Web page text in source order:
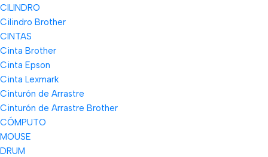
CILINDRO
Cilindro Brother
CINTAS
Cinta Brother
Cinta Epson
Cinta Lexmark
Cinturón de Arrastre
Cinturón de Arrastre Brother
CÓMPUTO
MOUSE
DRUM